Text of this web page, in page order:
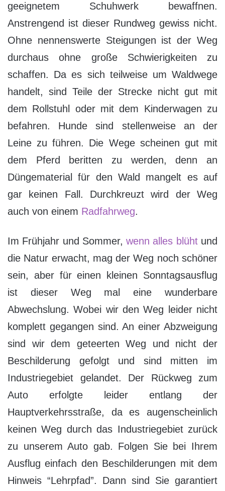
geeignetem Schuhwerk bewaffnen.
Anstrengend ist dieser Rundweg gewiss nicht.
Ohne nennenswerte Steigungen ist der Weg
durchaus ohne große Schwierigkeiten zu
schaffen. Da es sich teilweise um Waldwege
handelt, sind Teile der Strecke nicht gut mit
dem Rollstuhl oder mit dem Kinderwagen zu
befahren. Hunde sind stellenweise an der
Leine zu führen. Die Wege scheinen gut mit
dem Pferd beritten zu werden, denn an
Düngematerial für den Wald mangelt es auf
gar keinen Fall. Durchkreuzt wird der Weg
auch von einem Radfahrweg.
Im Frühjahr und Sommer,wenn alles blühtund
die Natur erwacht, mag der Weg noch schöner
sein, aber für einen kleinen Sonntagsausflug
ist dieser Weg mal eine wunderbare
Abwechslung. Wobei wir den Weg leider nicht
komplett gegangen sind. An einer Abzweigung
sind wir dem geteerten Weg und nicht der
Beschilderung gefolgt und sind mitten im
Industriegebiet gelandet. Der Rückweg zum
Auto erfolgte leider entlang der
Hauptverkehrsstraße, da es augenscheinlich
keinen Weg durch das Industriegebiet zurück
zu unserem Auto gab. Folgen Sie bei Ihrem
Ausflug einfach den Beschilderungen mit dem
Hinweis “Lehrpfad”. Dann sind Sie garantiert